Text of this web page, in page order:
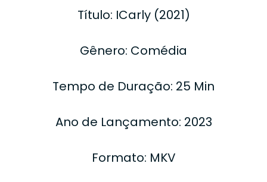
Título: ICarly (2021)
Gênero: Comédia
Tempo de Duração: 25 Min
Ano de Lançamento: 2023
Formato: MKV